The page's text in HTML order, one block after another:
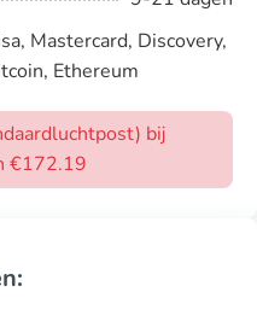
Mastercard, Discovery,
Ethereum
bij
€172.19